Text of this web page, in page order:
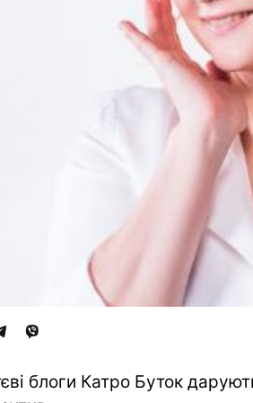
блоги Катро Буток